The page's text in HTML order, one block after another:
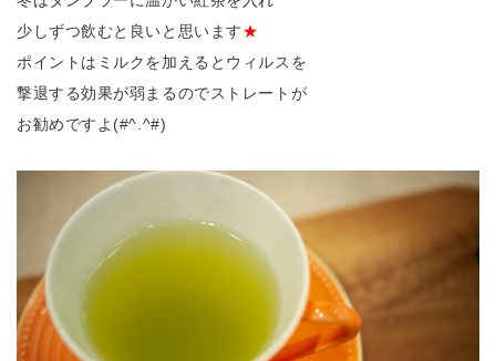
少しずつ飲むと良いと思います★
ポイントはミルクを加えるとウィルスを
撃退する効果が弱まるのでストレートが
お勧めですよ(#^.^#)